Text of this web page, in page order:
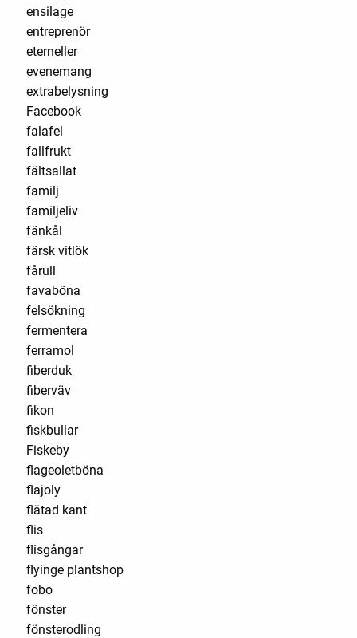
ensilage
entreprenör
eterneller
evenemang
extrabelysning
Facebook
falafel
fallfrukt
fältsallat
familj
familjeliv
fänkål
färsk vitlök
fårull
favaböna
felsökning
fermentera
ferramol
fiberduk
fiberväv
fikon
fiskbullar
Fiskeby
flageoletböna
flajoly
flätad kant
flis
flisgångar
flyinge plantshop
fobo
fönster
fönsterodling